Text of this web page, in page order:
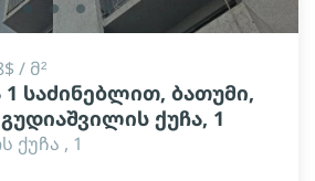
lens lens lens lens
/ მ²
1 საძინებლით, ბათუმი,
ქუჩა, 1
ქუჩა , 1